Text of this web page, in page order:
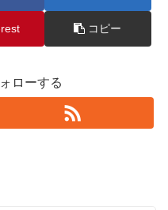
コピー
ローする